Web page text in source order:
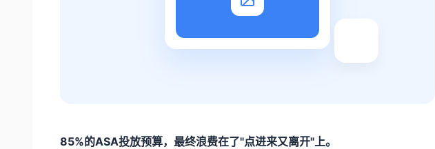
85%的ASA投放预算，最终浪费在了"点进来又离开"上。